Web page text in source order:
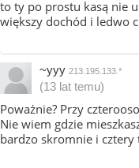
to ty po prostu kasą nie
większy dochód i ledwo
~yyy 213.195.133.*
(13 lat temu)
Poważnie? Przy
Nie wiem gdzie
bardzo skromnie i cztery